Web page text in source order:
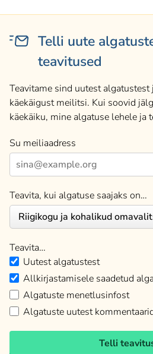
Telli uute
teavitused
Teavitame sind uutest
käekäigust meilitsi. Kui soovid
käekäiku, mine algatuse lehele
Su meiliaadress
Teavita, kui algatuse saajaks on…
Teavita…
Uutest algatustest
Allkirjastamisele saadetud
Algatuste menetlusinfost
Algatuste uutest
Telli